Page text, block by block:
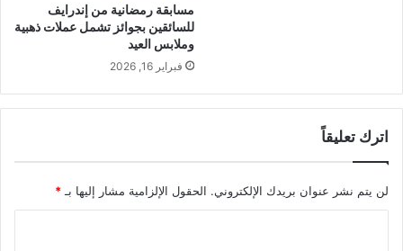
مسابقة رمضانية من إندرايف
للسائقين بجوائز تشمل عملات ذهبية
وملابس العيد
فبراير 16, 2026
اترك تعليقاً
لن يتم نشر عنوان بريدك الإلكتروني. الحقول الإلزامية مشار إليها بـ *